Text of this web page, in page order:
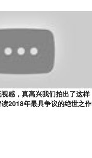
视感，真高兴我们拍出了这样
2018年最具争议的绝世之作